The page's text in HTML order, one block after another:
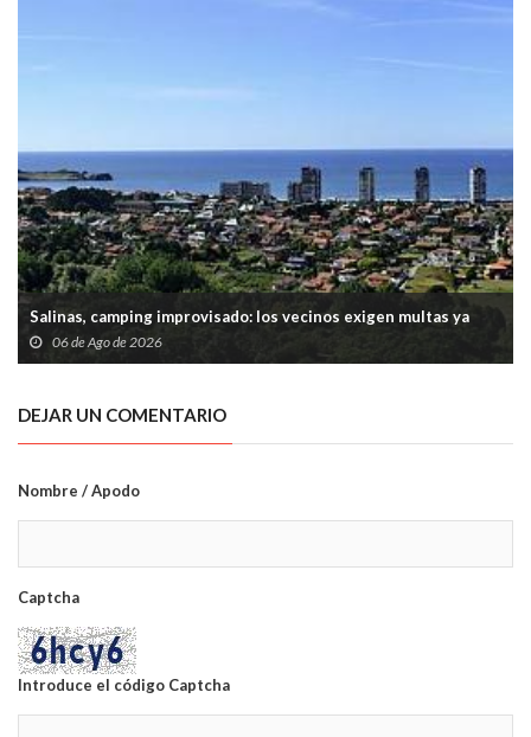
Salinas, camping improvisado: los vecinos exigen multas ya
06 de Ago de 2026
DEJAR UN COMENTARIO
Nombre / Apodo
Captcha
Introduce el código Captcha